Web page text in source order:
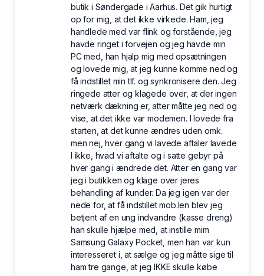
butik i Søndergade i Aarhus. Det gik hurtigt
op for mig, at det ikke virkede. Ham, jeg
handlede med var flink og forstående, jeg
havde ringet i forvejen og jeg havde min
PC med, han hjalp mig med opsætningen
og lovede mig, at jeg kunne komme ned og
få indstillet min tlf. og synkronisere den. Jeg
ringede atter og klagede over, at der ingen
netværk dækning er, atter måtte jeg ned og
vise, at det ikke var modemen. I lovede fra
starten, at det kunne ændres uden omk.
men nej, hver gang vi lavede aftaler lavede
I ikke, hvad vi aftalte og i satte gebyr på
hver gang i ændrede det. Atter en gang var
jeg i butikken og klage over jeres
behandling af kunder. Da jeg igen var der
nede for, at få indstillet mob.len blev jeg
betjent af en ung indvandre (kasse dreng)
han skulle hjælpe med, at instille mim
Samsung Galaxy Pocket, men han var kun
interesseret i, at sælge og jeg måtte sige til
ham tre gange, at jeg IKKE skulle købe